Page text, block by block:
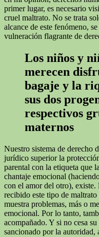
primer lugar, es necesario
cruel maltrato. No se trata
alcance de este fenómeno,
vulneración flagrante de
Los niños y
merecen
bagaje y la
sus dos
respectivos
maternos
Nuestro sistema de derecho
jurídico superior la
parental con la etiqueta que
chantaje emocional
con el amor del otro),
recibido este tipo de
muestra problemas, más o
emocional. Por lo tanto,
acompañado. Y si no cesa
sancionado por la autoridad,